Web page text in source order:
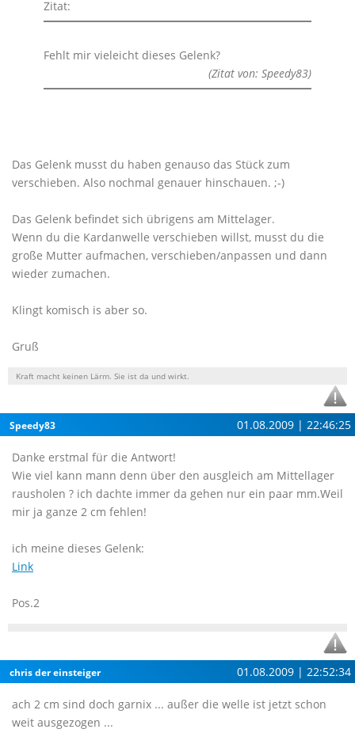
Zitat:
Fehlt mir vieleicht dieses Gelenk?
(Zitat von: Speedy83)
Das Gelenk musst du haben genauso das Stück zum
verschieben. Also nochmal genauer hinschauen. ;-)
Das Gelenk befindet sich übrigens am Mittelager.
Wenn du die Kardanwelle verschieben willst, musst du die
große Mutter aufmachen, verschieben/anpassen und dann
wieder zumachen.
Klingt komisch is aber so.
Gruß
Kraft macht keinen Lärm. Sie ist da und wirkt.
Speedy83 01.08.2009 | 22:46:25
Danke erstmal für die Antwort!
Wie viel kann mann denn über den ausgleich am Mittellager
rausholen ? ich dachte immer da gehen nur ein paar mm.Weil
mir ja ganze 2 cm fehlen!
ich meine dieses Gelenk:
Link
Pos.2
chris der einsteiger 01.08.2009 | 22:52:34
ach 2 cm sind doch garnix ... außer die welle ist jetzt schon
weit ausgezogen ...